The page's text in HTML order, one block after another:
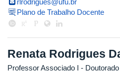
rlrodrigues@ufu.br
Plano de Trabalho Docente
Renata Rodrigues
Professor Associado I - Doutorado